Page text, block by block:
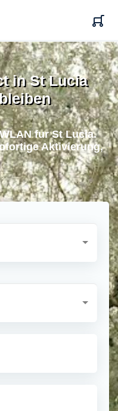
in St Lucia
fur St Lucia.
Aktivierung,